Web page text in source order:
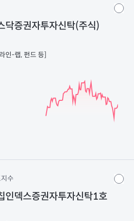
닥증권자투자신탁(주식)
인-랩, 펀드 등]
수
인덱스증권자투자신탁1호